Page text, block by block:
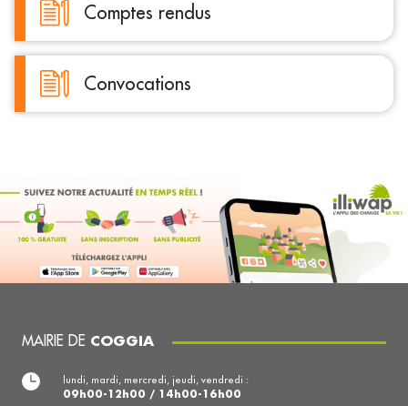
Comptes rendus
Convocations
MAIRIE DE COGGIA
lundi, mardi, mercredi, jeudi, vendredi :
09h00-12h00 / 14h00-16h00